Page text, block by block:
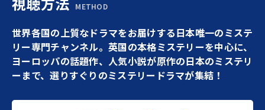
METHOD
世界各国の上質なドラマをお届けする日本唯一のミステ
リー専門チャンネル。英国の本格ミステリーを中心に、
ヨーロッパの話題作、人気小説が原作の日本のミステリ
ーまで、選りすぐりのミステリードラマが集結！